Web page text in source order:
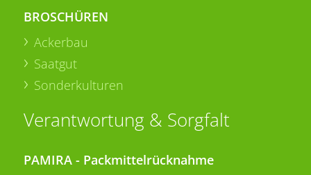
BROSCHÜREN
Ackerbau
Saatgut
Sonderkulturen
Verantwortung & Sorgfalt
PAMIRA - Packmittelrücknahme